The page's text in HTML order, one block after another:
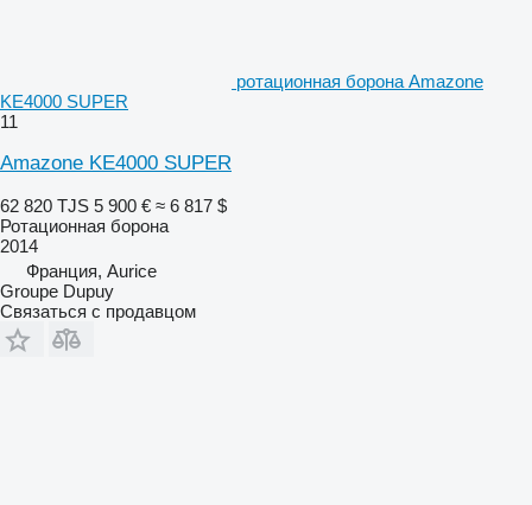
ротационная борона Amazone
KE4000 SUPER
11
Amazone KE4000 SUPER
62 820 TJS 5 900 € ≈ 6 817 $
Ротационная борона
2014
Франция, Aurice
Groupe Dupuy
Связаться с продавцом